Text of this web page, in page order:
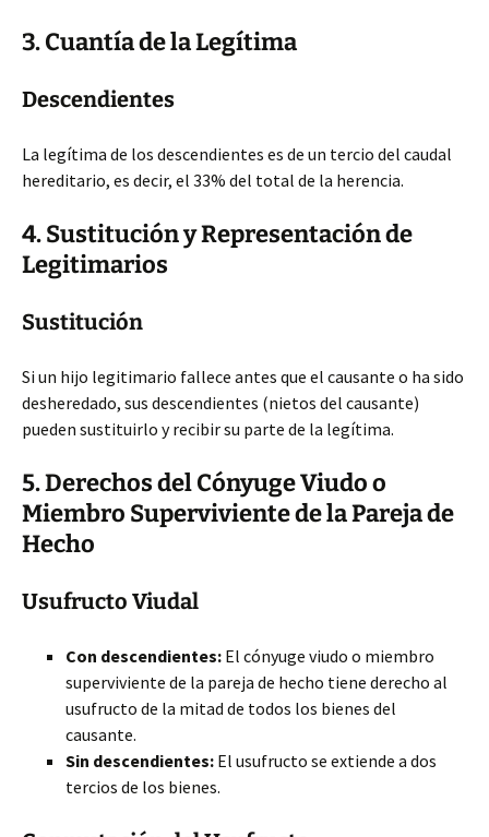
3. Cuantía de la Legítima
Descendientes
La legítima de los descendientes es de un tercio del caudal
hereditario, es decir, el 33% del total de la herencia.
4. Sustitución y Representación de
Legitimarios
Sustitución
Si un hijo legitimario fallece antes que el causante o ha sido
desheredado, sus descendientes (nietos del causante)
pueden sustituirlo y recibir su parte de la legítima.
5. Derechos del Cónyuge Viudo o
Miembro Superviviente de la Pareja de
Hecho
Usufructo Viudal
Con descendientes: El cónyuge viudo o miembro
superviviente de la pareja de hecho tiene derecho al
usufructo de la mitad de todos los bienes del
causante.
Sin descendientes: El usufructo se extiende a dos
tercios de los bienes.